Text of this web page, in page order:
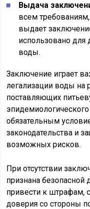
Выдача
всем требованиям,
выдает
использовано для
воды.
Заключение играет
легализации воды на
поставляющих
обязательным
законодательства и
возможных рисков.
При отсутствии
признана безопасной
привести к штрафам,
доверия со стороны